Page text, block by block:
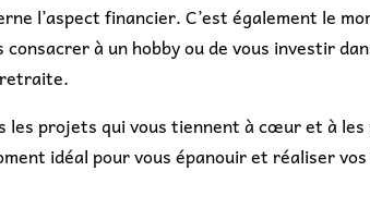
l’aspect financier. C’est également le
consacrer à un hobby ou de vous investir
les projets qui vous tiennent à cœur et à
idéal pour vous épanouir et réaliser